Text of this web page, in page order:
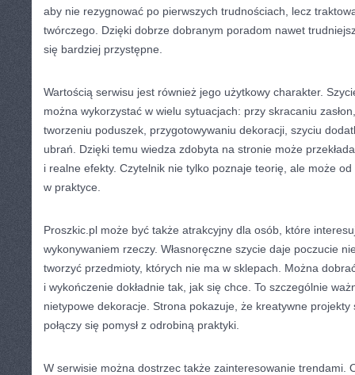
aby nie rezygnować po pierwszych trudnościach, lecz
twórczego. Dzięki dobrze dobranym poradom nawet
się bardziej przystępne.
Wartością serwisu jest również jego użytkowy charakter.
można wykorzystać w wielu sytuacjach: przy skracaniu
tworzeniu poduszek, przygotowywaniu dekoracji, szyciu
ubrań. Dzięki temu wiedza zdobyta na stronie może
i realne efekty. Czytelnik nie tylko poznaje teorię, ale może
w praktyce.
Proszkic.pl może być także atrakcyjny dla osób, które
wykonywaniem rzeczy. Własnoręczne szycie daje poczucie
tworzyć przedmioty, których nie ma w sklepach. Można
i wykończenie dokładnie tak, jak się chce. To szczególnie
nietypowe dekoracje. Strona pokazuje, że kreatywne
połączy się pomysł z odrobiną praktyki.
W serwisie można dostrzec także zainteresowanie trendami.